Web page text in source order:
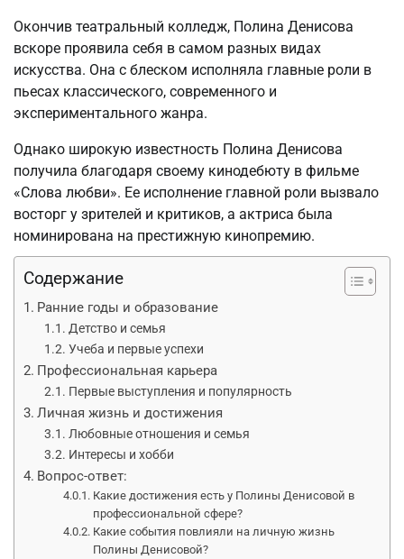
Окончив театральный колледж, Полина Денисова
вскоре проявила себя в самом разных видах
искусства. Она с блеском исполняла главные роли в
пьесах классического, современного и
экспериментального жанра.
Однако широкую известность Полина Денисова
получила благодаря своему кинодебюту в фильме
«Слова любви». Ее исполнение главной роли вызвало
восторг у зрителей и критиков, а актриса была
номинирована на престижную кинопремию.
Содержание
Ранние годы и образование
Детство и семья
Учеба и первые успехи
Профессиональная карьера
Первые выступления и популярность
Личная жизнь и достижения
Любовные отношения и семья
Интересы и хобби
Вопрос-ответ:
Какие достижения есть у Полины Денисовой в
профессиональной сфере?
Какие события повлияли на личную жизнь
Полины Денисовой?